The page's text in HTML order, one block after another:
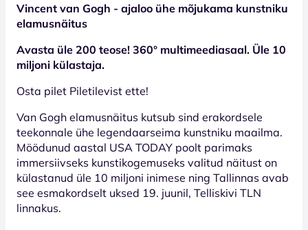
Vincent van Gogh - ajaloo ühe mõjukama kunstniku
elamusnäitus
Avasta üle 200 teose! 360° multimeediasaal. Üle 10
miljoni külastaja.
Osta pilet Piletilevist ette!
Van Gogh elamusnäitus kutsub sind erakordsele
teekonnale ühe legendaarseima kunstniku maailma.
Möödunud aastal USA TODAY poolt parimaks
immersiivseks kunstikogemuseks valitud näitust on
külastanud üle 10 miljoni inimese ning Tallinnas avab
see esmakordselt uksed 19. juunil, Telliskivi TLN
linnakus.